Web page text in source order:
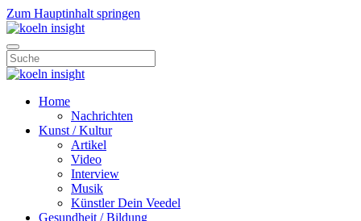
Zum Hauptinhalt springen
Home
Nachrichten
Kunst / Kultur
Artikel
Video
Interview
Musik
Künstler Dein Veedel
Gesundheit / Bildung